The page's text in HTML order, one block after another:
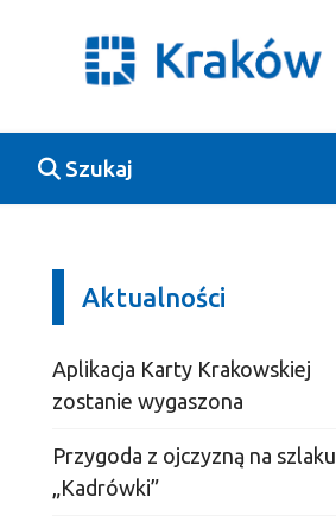
Szukaj
Aktualności
Aplikacja Karty Krakowskiej
zostanie wygaszona
Przygoda z ojczyzną na szlaku
„Kadrówki”